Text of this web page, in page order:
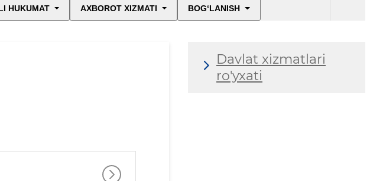
HUKUMAT AXBOROT XIZMATI BOG‘LANISH
Davlat xizmatlari
ro'yxati